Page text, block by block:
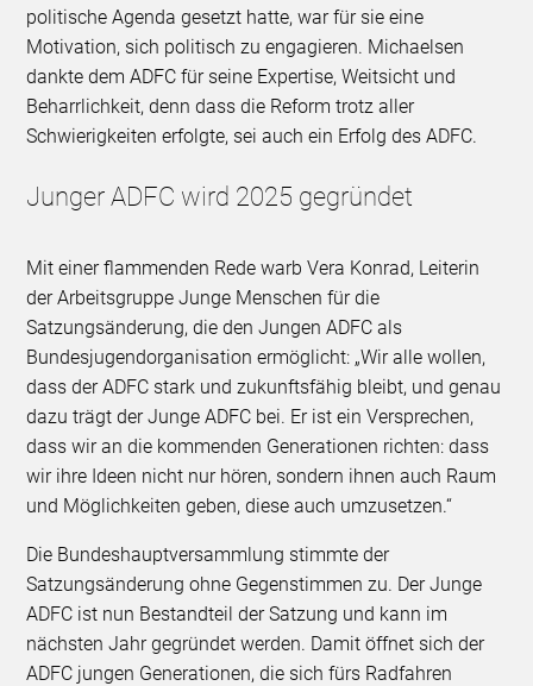
politische Agenda gesetzt hatte, war für sie eine
Motivation, sich politisch zu engagieren. Michaelsen
dankte dem ADFC für seine Expertise, Weitsicht und
Beharrlichkeit, denn dass die Reform trotz aller
Schwierigkeiten erfolgte, sei auch ein Erfolg des ADFC.
Junger ADFC wird 2025 gegründet
Mit einer flammenden Rede warb Vera Konrad, Leiterin
der Arbeitsgruppe Junge Menschen für die
Satzungsänderung, die den Jungen ADFC als
Bundesjugendorganisation ermöglicht: „Wir alle wollen,
dass der ADFC stark und zukunftsfähig bleibt, und genau
dazu trägt der Junge ADFC bei. Er ist ein Versprechen,
dass wir an die kommenden Generationen richten: dass
wir ihre Ideen nicht nur hören, sondern ihnen auch Raum
und Möglichkeiten geben, diese auch umzusetzen.“
Die Bundeshauptversammlung stimmte der
Satzungsänderung ohne Gegenstimmen zu. Der Junge
ADFC ist nun Bestandteil der Satzung und kann im
nächsten Jahr gegründet werden. Damit öffnet sich der
ADFC jungen Generationen, die sich fürs Radfahren